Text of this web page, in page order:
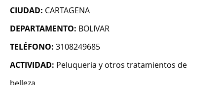
CIUDAD: CARTAGENA
DEPARTAMENTO: BOLIVAR
TELÉFONO: 3108249685
ACTIVIDAD: Peluqueria y otros tratamientos de